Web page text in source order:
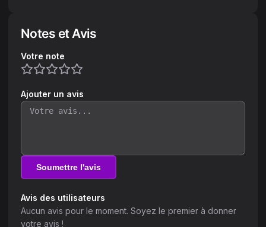
Notes et Avis
Votre note
Ajouter un avis
Soumettre l'avis
Avis des utilisateurs
Aucun avis pour le moment. Soyez le premier à donner
votre avis !